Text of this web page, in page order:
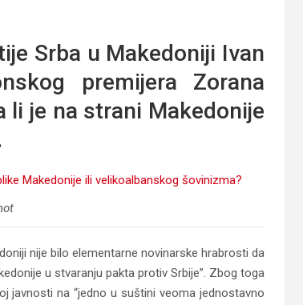
Srba u Makedoniji Ivan
premijera Zorana
li je na strani Makedonije
nije bilo elementarne novinarske hrabrosti da
u stvaranju pakta protiv Srbije”. Zbog toga
javnosti na “jedno u suštini veoma jednostavno